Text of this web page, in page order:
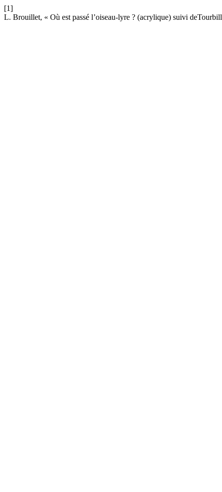
[1]
L. Brouillet, « Où est passé l’oiseau-lyre ? (acrylique) suivi